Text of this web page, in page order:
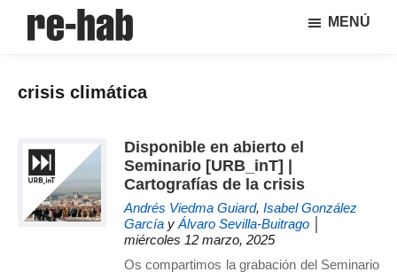
lateral
│
Crisis
rehabilitación
y
regeneración
difusión
sobre
la
adaptación
de
MENÚ
crisis climática
Disponible en abierto el
Seminario [URB_inT] |
Cartografías de la crisis
Andrés Viedma Guiard, Isabel González
García y Álvaro Sevilla-Buitrago
miércoles 12 marzo, 2025
Os compartimos la grabación del Seminario